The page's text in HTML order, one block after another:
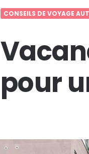
CONSEILS DE VOYAGE
pour